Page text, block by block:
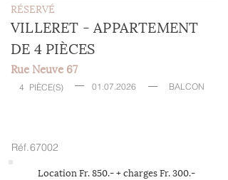
RÉSERVÉ
VILLERET - APPARTEMENT
DE 4 PIÈCES
Rue Neuve 67
4 PIÈCE(S) 01.07.2026 BALCON
Réf.67002
Location Fr. 850.- + charges Fr. 300.-